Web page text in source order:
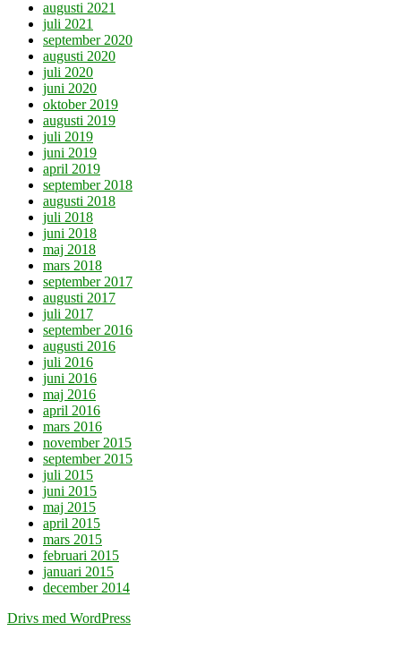
augusti 2021
juli 2021
september 2020
augusti 2020
juli 2020
juni 2020
oktober 2019
augusti 2019
juli 2019
juni 2019
april 2019
september 2018
augusti 2018
juli 2018
juni 2018
maj 2018
mars 2018
september 2017
augusti 2017
juli 2017
september 2016
augusti 2016
juli 2016
juni 2016
maj 2016
april 2016
mars 2016
november 2015
september 2015
juli 2015
juni 2015
maj 2015
april 2015
mars 2015
februari 2015
januari 2015
december 2014
Drivs med WordPress